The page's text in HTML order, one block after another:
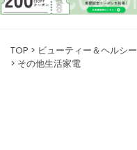
TOP ビューティー＆ヘルシー
その他生活家電